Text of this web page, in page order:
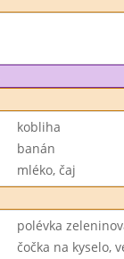
kobliha
banán
mléko, čaj
polévka
čočka na kyselo,